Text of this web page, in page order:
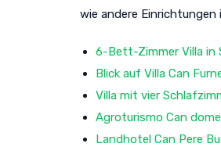
wie andere
6-Bett-Zimmer Villa in
Blick auf Villa Can
Villa mit vier
Agroturismo Can
Landhotel Can Pere